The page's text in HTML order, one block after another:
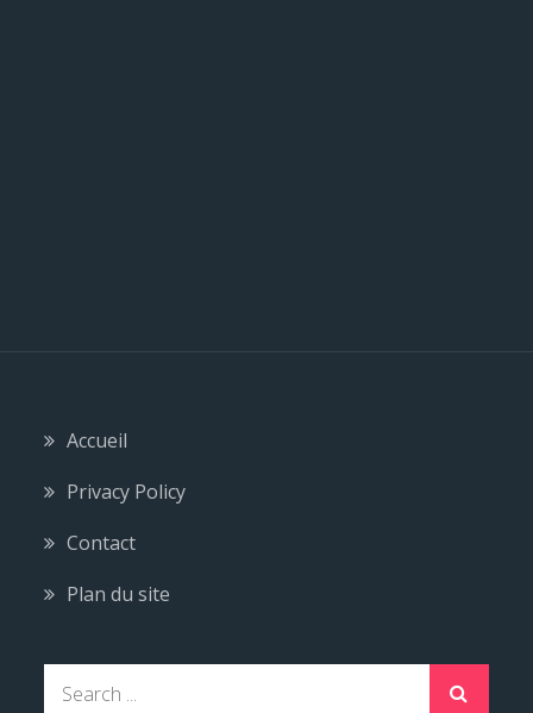
Accueil
Privacy Policy
Contact
Plan du site